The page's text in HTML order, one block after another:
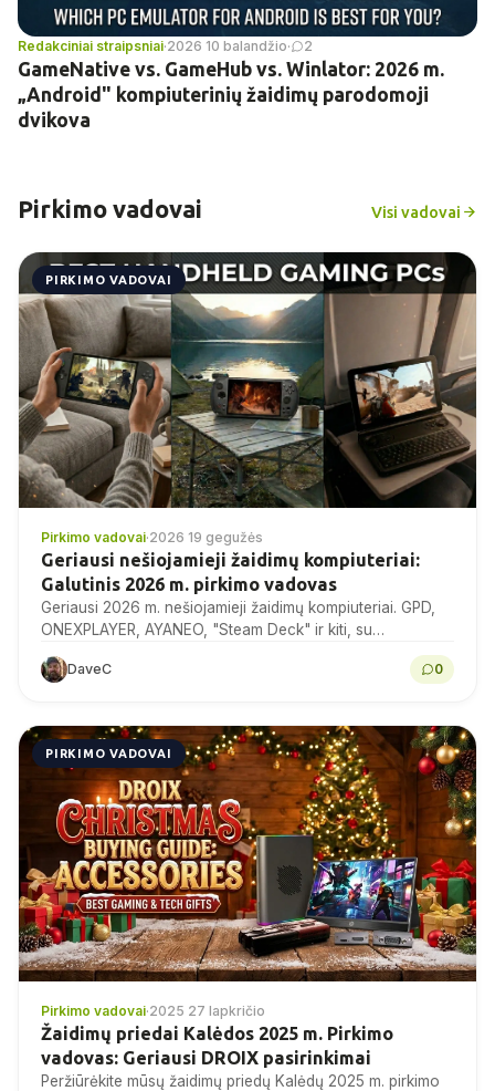
Redakciniai straipsniai·2026 10 balandžio· 2
GameNative vs. GameHub vs. Winlator: 2026 m.
„Android" kompiuterinių žaidimų parodomoji
dvikova
Pirkimo vadovai Visi vadovai
PIRKIMO VADOVAI
Pirkimo vadovai·2026 19 gegužės
Geriausi nešiojamieji žaidimų kompiuteriai:
Galutinis 2026 m. pirkimo vadovas
Geriausi 2026 m. nešiojamieji žaidimų kompiuteriai. GPD,
ONEXPLAYER, AYANEO, "Steam Deck" ir kiti, su
patarimais perkant.
DaveC 0
PIRKIMO VADOVAI
Pirkimo vadovai·2025 27 lapkričio
Žaidimų priedai Kalėdos 2025 m. Pirkimo
vadovas: Geriausi DROIX pasirinkimai
Peržiūrėkite mūsų žaidimų priedų Kalėdų 2025 m. pirkimo